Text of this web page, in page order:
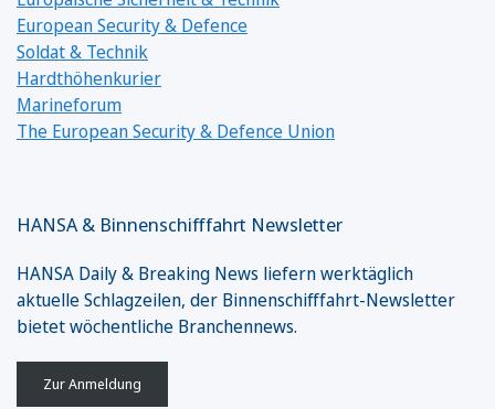
European Security & Defence
Soldat & Technik
Hardthöhenkurier
Marineforum
The European Security & Defence Union
HANSA & Binnenschifffahrt Newsletter
HANSA Daily & Breaking News liefern werktäglich
aktuelle Schlagzeilen, der Binnenschifffahrt-Newsletter
bietet wöchentliche Branchennews.
Zur Anmeldung